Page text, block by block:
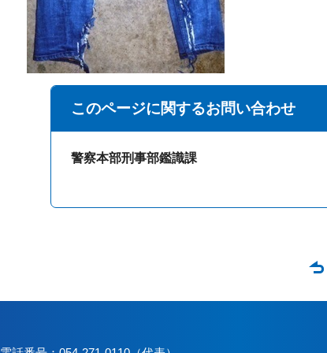
このページに関するお問い合わせ
警察本部刑事部鑑識課